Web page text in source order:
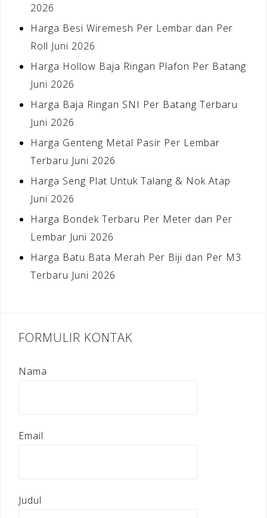
2026
Harga Besi Wiremesh Per Lembar dan Per
Roll Juni 2026
Harga Hollow Baja Ringan Plafon Per Batang
Juni 2026
Harga Baja Ringan SNI Per Batang Terbaru
Juni 2026
Harga Genteng Metal Pasir Per Lembar
Terbaru Juni 2026
Harga Seng Plat Untuk Talang & Nok Atap
Juni 2026
Harga Bondek Terbaru Per Meter dan Per
Lembar Juni 2026
Harga Batu Bata Merah Per Biji dan Per M3
Terbaru Juni 2026
FORMULIR KONTAK
Nama
Email
Judul